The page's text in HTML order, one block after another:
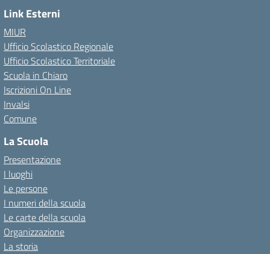
Link Esterni
MIUR
Ufficio Scolastico Regionale
Ufficio Scolastico Territoriale
Scuola in Chiaro
Iscrizioni On Line
Invalsi
Comune
La Scuola
Presentazione
I luoghi
Le persone
I numeri della scuola
Le carte della scuola
Organizzazione
La storia